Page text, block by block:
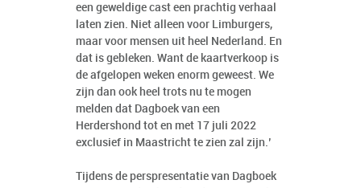
een geweldige cast een prachtig verhaal
laten zien. Niet alleen voor Limburgers,
maar voor mensen uit heel Nederland. En
dat is gebleken. Want de kaartverkoop is
de afgelopen weken enorm geweest. We
zijn dan ook heel trots nu te mogen
melden dat Dagboek van een
Herdershond tot en met 17 juli 2022
exclusief in Maastricht te zien zal zijn.’
Tijdens de perspresentatie van Dagboek